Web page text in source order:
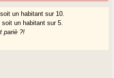
un habitant sur 10.
un habitant sur 5.
pariè ?!